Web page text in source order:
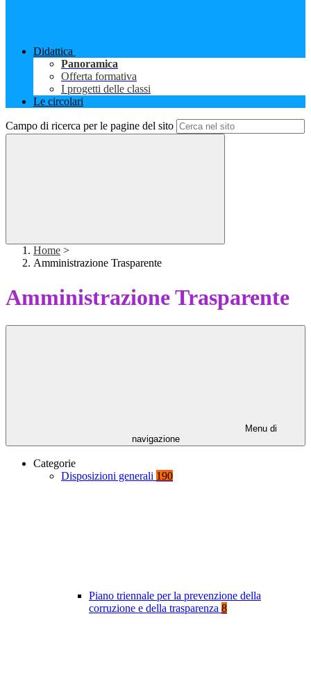
Didattica
Panoramica
Offerta formativa
I progetti delle classi
Le circolari
Campo di ricerca per le pagine del sito
Home >
Amministrazione Trasparente
Amministrazione Trasparente
Menu di
navigazione
Categorie
Disposizioni generali 190
Piano triennale per la prevenzione della
corruzione e della trasparenza 8